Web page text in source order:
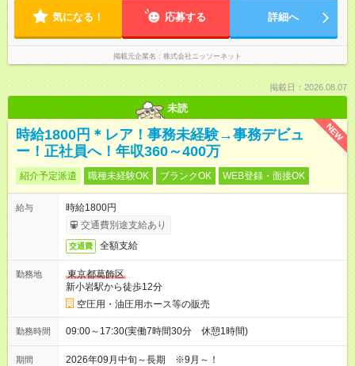
気になる！ 応募する 詳細へ
掲載元企業名 株式会社ニッソーネット
掲載日：2026.08.07
未読
NEW
時給1800円＊レア！事務未経験→事務デビュ
ー！正社員へ！年収360～400万
紹介予定派遣 職種未経験OK ブランクOK WEB登録・面接OK
給与
時給1800円
交通費別途支給あり
交通費 全額支給
勤務地
東京都葛飾区
新小岩駅から徒歩12分
空圧用・油圧用ホース等の販売
勤務時間 09:00～17:30(実働7時間30分 休憩1時間)
期間 2026年09月中旬～長期 ※9月～！